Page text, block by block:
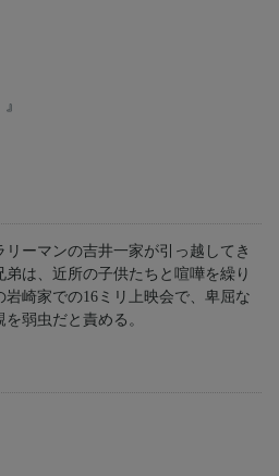
ーマンの吉井一家が引っ越してき
は、近所の子供たちと喧嘩を繰り
崎家での16ミリ上映会で、卑屈な
弱虫だと責める。